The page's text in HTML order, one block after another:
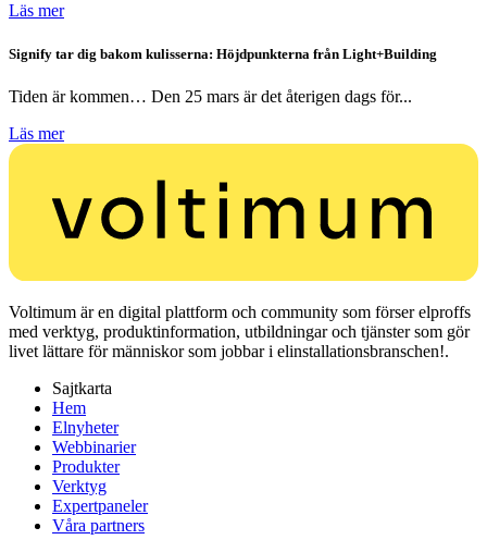
Läs mer
Signify tar dig bakom kulisserna: Höjdpunkterna från Light+Building
Tiden är kommen… Den 25 mars är det återigen dags för...
Läs mer
Voltimum är en digital plattform och community som förser elproffs
med verktyg, produktinformation, utbildningar och tjänster som gör
livet lättare för människor som jobbar i elinstallationsbranschen!.
Sajtkarta
Hem
Elnyheter
Webbinarier
Produkter
Verktyg
Expertpaneler
Våra partners